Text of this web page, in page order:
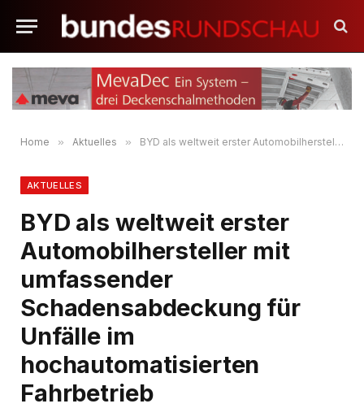
Home » Aktuelles » BYD als weltweit erster Automobilhersteller mit umfassender Schadensabdeckung für Unfälle im hochautomatisierten Fahrbetrieb
AKTUELLES
BYD als weltweit erster
Automobilhersteller mit
umfassender
Schadensabdeckung für
Unfälle im
hochautomatisierten
Fahrbetrieb